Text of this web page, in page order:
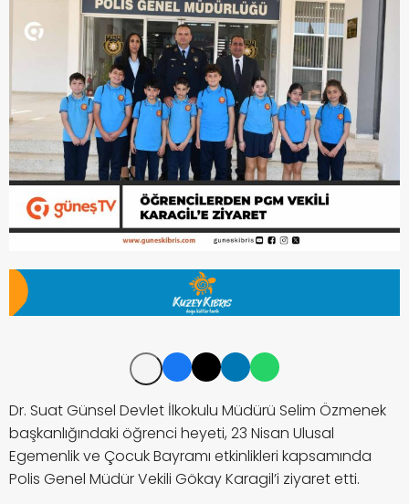
Dr. Suat Günsel Devlet İlkokulu Müdürü Selim Özmenek
başkanlığındaki öğrenci heyeti, 23 Nisan Ulusal
Egemenlik ve Çocuk Bayramı etkinlikleri kapsamında
Polis Genel Müdür Vekili Gökay Karagil’i ziyaret etti.